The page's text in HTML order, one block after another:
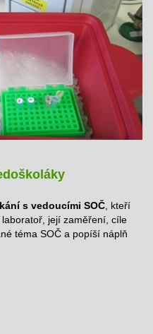
s vedoucími SOČ, kteří
její zaměření, cíle
téma SOČ a popíší náplň